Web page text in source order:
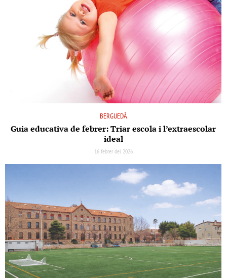
BERGUEDÀ
Guia educativa de febrer: Triar escola i l’extraescolar
ideal
16 febrer del 2026